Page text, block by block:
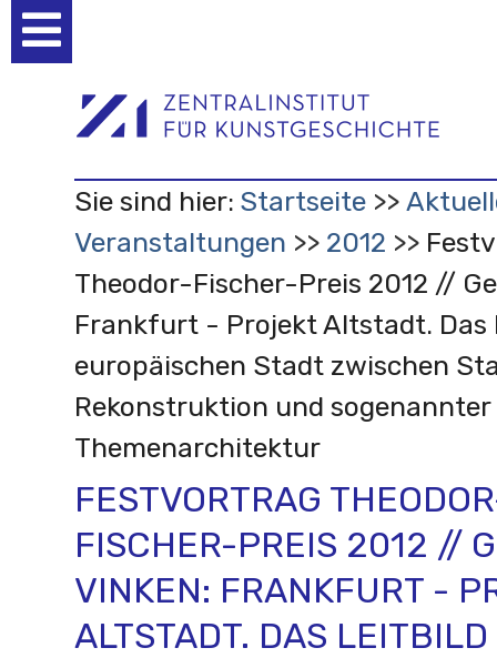
Werkzeuge
Sie sind hier: Startseite
Veranstaltungen
2012
Theodor-Fischer-Preis 2012 //
Frankfurt - Projekt Altstadt. Das
europäischen Stadt zwischen
Rekonstruktion und sogenannter
Themenarchitektur
FESTVORTRAG
FISCHER-PREIS 2012 //
VINKEN: FRANKFURT -
ALTSTADT. DAS LEITBILD